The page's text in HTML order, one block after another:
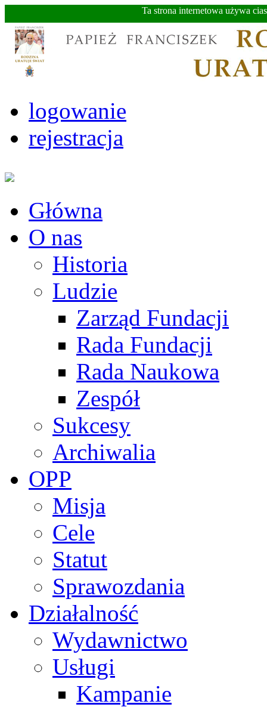
Ta strona internetowa używa
logowanie
rejestracja
Główna
O nas
Historia
Ludzie
Zarząd Fundacji
Rada Fundacji
Rada Naukowa
Zespół
Sukcesy
Archiwalia
OPP
Misja
Cele
Statut
Sprawozdania
Działalność
Wydawnictwo
Usługi
Kampanie